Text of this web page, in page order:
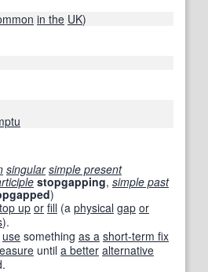
in the UK)
singular simple present
stopgapping, simple past
)
up or fill (a physical gap or
).
use something as a short-term fix
until a better alternative